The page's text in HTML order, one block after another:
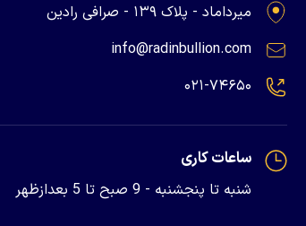
میرداماد - پلاک ۱۳۹ - صرافی رادین
info@radinbullion.com
۰۲۱-۷۴۶۵۰
ساعات کاری
شنبه تا پنجشنبه - 9 صبح تا 5 بعدازظهر